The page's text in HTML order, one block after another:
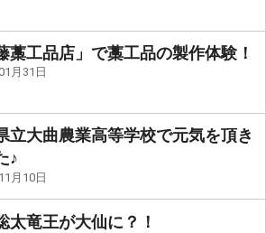
藁工品店」で藁工品の製作体験！
月31日
立大曲農業高等学校で元気を頂き
♪
月10日
太竜王が大仙に？！